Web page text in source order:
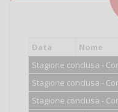
Data Nome
Stagione conclusa -
Stagione conclusa -
Stagione conclusa -